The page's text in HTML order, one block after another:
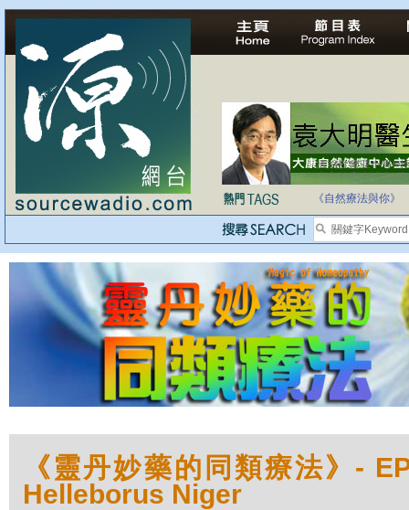
自家教育合法化-
《自然療法與你》
《靈丹妙藥的同類療法》-
Helleborus Niger